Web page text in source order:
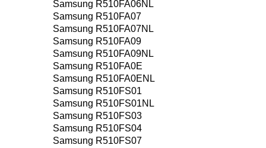
Samsung R510FA06NL
Samsung R510FA07
Samsung R510FA07NL
Samsung R510FA09
Samsung R510FA09NL
Samsung R510FA0E
Samsung R510FA0ENL
Samsung R510FS01
Samsung R510FS01NL
Samsung R510FS03
Samsung R510FS04
Samsung R510FS07